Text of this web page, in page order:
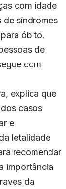
com idade
de síndromes
óbito.
de
com
explica que
casos
e
letalidade
recomendar
importância
da